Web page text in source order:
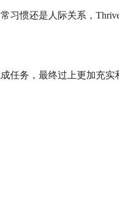
惯还是人际关系，
务，最终过上更加充实